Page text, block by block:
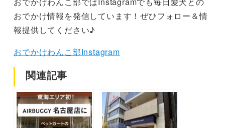
おでかけ情報を発信しています！ぜひフォロー＆情
報提供してください♪
おでかけわんこ部Instagram
関連記事